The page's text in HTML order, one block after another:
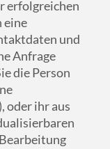
erfolgreichen
eine
und
Anfrage
die Person
oder ihr aus